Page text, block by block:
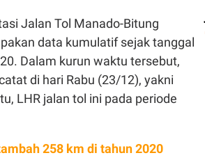
Jalan Tol Manado-Bitung
data kumulatif sejak tanggal
Dalam kurun waktu tersebut,
di hari Rabu (23/12), yakni
LHR jalan tol ini pada periode
258 km di tahun 2020